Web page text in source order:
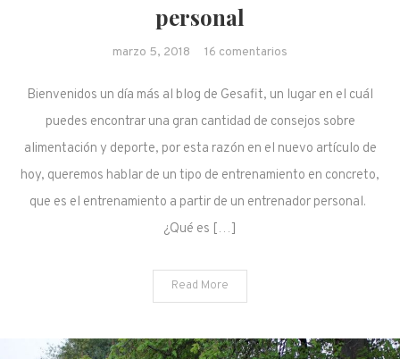
personal
marzo 5, 2018 16 comentarios
personal
Bienvenidos un día más al blog de Gesafit, un lugar en el cuál
puedes encontrar una gran cantidad de consejos sobre
alimentación y deporte, por esta razón en el nuevo artículo de
hoy, queremos hablar de un tipo de entrenamiento en concreto,
que es el entrenamiento a partir de un entrenador personal.
¿Qué es […]
Read More